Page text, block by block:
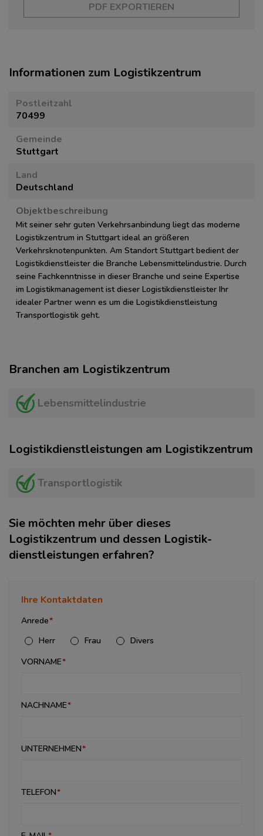
PDF EXPORTIEREN
Informationen zum Logistikzentrum
Postleitzahl
70499
Gemeinde
Stuttgart
Land
Deutschland
Objektbeschreibung
Mit seiner sehr guten Verkehrsanbindung liegt das moderne
Logistikzentrum in Stuttgart ideal an größeren
Verkehrsknotenpunkten. Am Standort Stuttgart bedient der
Logistikdienstleister die Branche Lebensmittelindustrie. Durch
seine Fachkenntnisse in dieser Branche und seine Expertise
im Logistikmanagement ist dieser Logistikdienstleister Ihr
idealer Partner wenn es um die Logistikdienstleistung
Transportlogistik geht.
Branchen am Logistikzentrum
Lebensmittelindustrie
Logistikdienstleistungen am Logistikzentrum
Transportlogistik
Sie möchten mehr über dieses
Logistikzentrum und dessen Logistik­
dienstleistungen erfahren?
Ihre Kontaktdaten
Anrede
Herr
Frau
Divers
VORNAME
NACHNAME
UNTERNEHMEN
TELEFON